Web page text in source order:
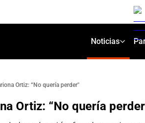
Noticias
Ortiz: “No quería perder"
Ortiz: “No quería